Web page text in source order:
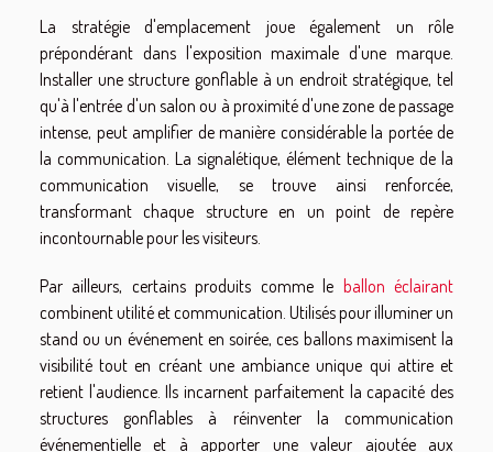
La stratégie d'emplacement joue également un rôle
prépondérant dans l'exposition maximale d'une marque.
Installer une structure gonflable à un endroit stratégique, tel
qu'à l'entrée d'un salon ou à proximité d'une zone de passage
intense, peut amplifier de manière considérable la portée de
la communication. La signalétique, élément technique de la
communication visuelle, se trouve ainsi renforcée,
transformant chaque structure en un point de repère
incontournable pour les visiteurs.
Par ailleurs, certains produits comme le ballon éclairant
combinent utilité et communication. Utilisés pour illuminer un
stand ou un événement en soirée, ces ballons maximisent la
visibilité tout en créant une ambiance unique qui attire et
retient l'audience. Ils incarnent parfaitement la capacité des
structures gonflables à réinventer la communication
événementielle et à apporter une valeur ajoutée aux